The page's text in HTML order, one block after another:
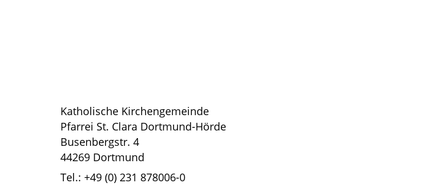
Katholische Kirchengemeinde
Pfarrei St. Clara Dortmund-Hörde
Busenbergstr. 4
44269 Dortmund
Tel.: +49 (0) 231 878006-0